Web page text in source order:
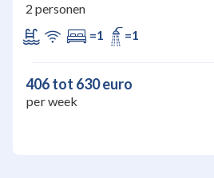
2 personen
=1
=1
406 tot 630 euro
per week